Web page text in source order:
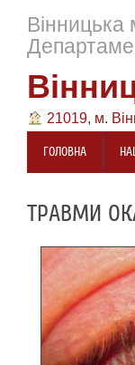
Вінницька
21019, м.
ГОЛОВНА
ТРАВМИ